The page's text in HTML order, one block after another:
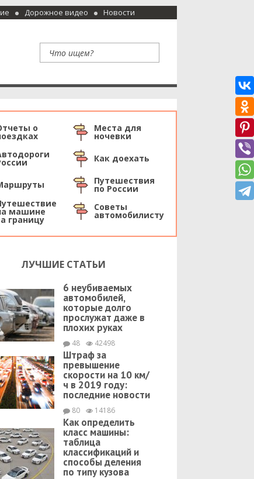
Дорожное видео Новости
о Места для
ночевки
Как доехать
Путешествия
по России
машине
границу
Советы
автомобилисту
ЛУЧШИЕ СТАТЬИ
6 неубиваемых
автомобилей,
которые долго
прослужат даже в
плохих руках
48 42498
Штраф за
превышение
скорости на 10 км/
ч в 2019 году:
последние новости
80 14186
Как определить
класс машины:
таблица
классификаций и
способы деления
по типу кузова